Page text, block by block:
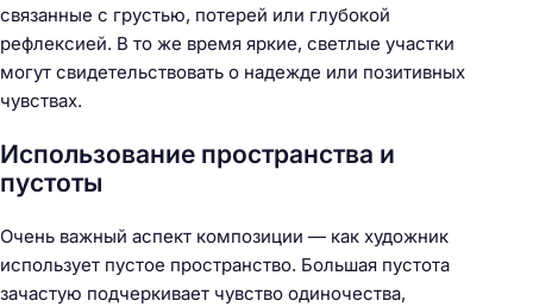
связанные с грустью, потерей или глубокой
рефлексией. В то же время яркие, светлые участки
могут свидетельствовать о надежде или позитивных
чувствах.
Использование пространства и
пустоты
Очень важный аспект композиции — как художник
использует пустое пространство. Большая пустота
зачастую подчеркивает чувство одиночества,